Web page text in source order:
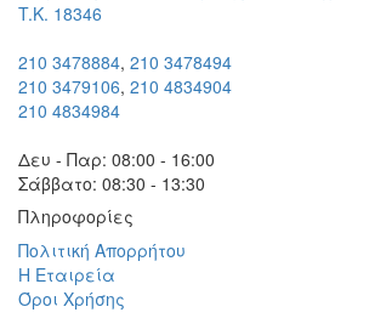
T.K. 18346
210 3478884, 210 3478494
210 3479106, 210 4834904
210 4834984
Δευ - Παρ: 08:00 - 16:00
Σάββατο: 08:30 - 13:30
Πληροφορίες
Πολιτική Απορρήτου
Η Εταιρεία
Όροι Χρήσης